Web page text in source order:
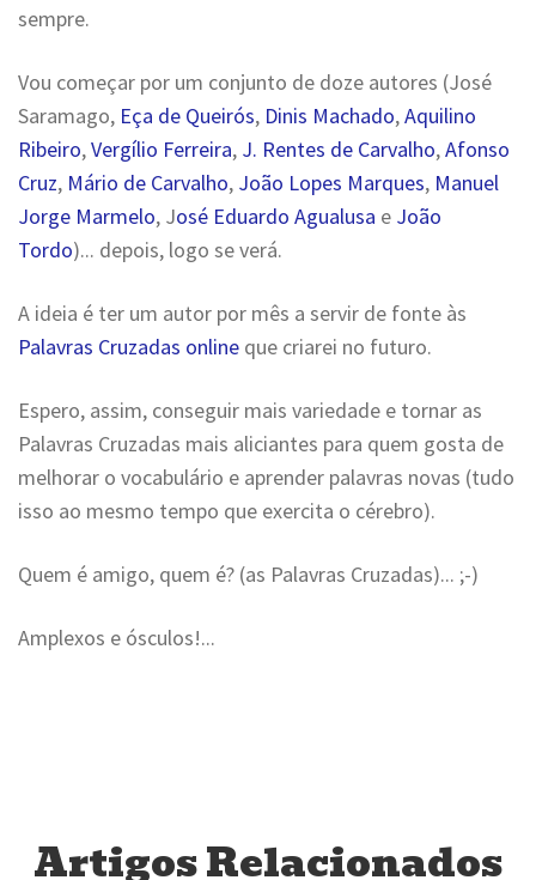
sempre.
Vou começar por um conjunto de doze autores (José
Saramago, Eça de Queirós, Dinis Machado,Aquilino
Ribeiro,Vergílio Ferreira, J. Rentes de Carvalho,Afonso
Cruz, Mário de Carvalho, João Lopes Marques, Manuel
Jorge Marmelo, José Eduardo Agualusa e João
Tordo)... depois, logo se verá.
A ideia é ter um autor por mês a servir de fonte às
Palavras Cruzadas online que criarei no futuro.
Espero, assim, conseguir mais variedade e tornar as
Palavras Cruzadas mais aliciantes para quem gosta de
melhorar o vocabulário e aprender palavras novas (tudo
isso ao mesmo tempo que exercita o cérebro).
Quem é amigo, quem é? (as Palavras Cruzadas)... ;-)
Amplexos e ósculos!...
Artigos Relacionados